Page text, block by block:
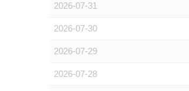
2026-07-31
2026-07-30
2026-07-29
2026-07-28